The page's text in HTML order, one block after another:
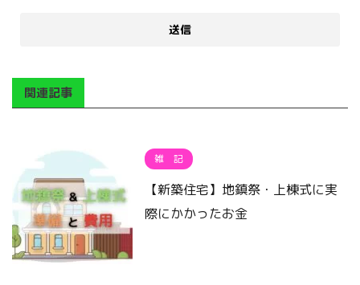
関連記事
雑 記
【新築住宅】地鎮祭・上棟式に実
際にかかったお金